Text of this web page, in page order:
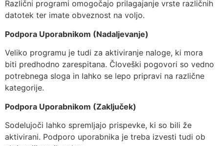
Različni programi omogočajo prilagajanje vrste različnih
datotek ter imate obveznost na voljo.
Podpora Uporabnikom (Nadaljevanje)
Veliko programu je tudi za aktiviranje naloge, ki mora
biti predhodno zarespitana. Človeški pogovori so vedno
potrebnega sloga in lahko se lepo pripravi na različne
kategorije.
Podpora Uporabnikom (Zaključek)
Sodelujoči lahko spremljajo prispevke, ki so bili že
aktivirani. Podporo uporabnika je treba izvesti tudi ob